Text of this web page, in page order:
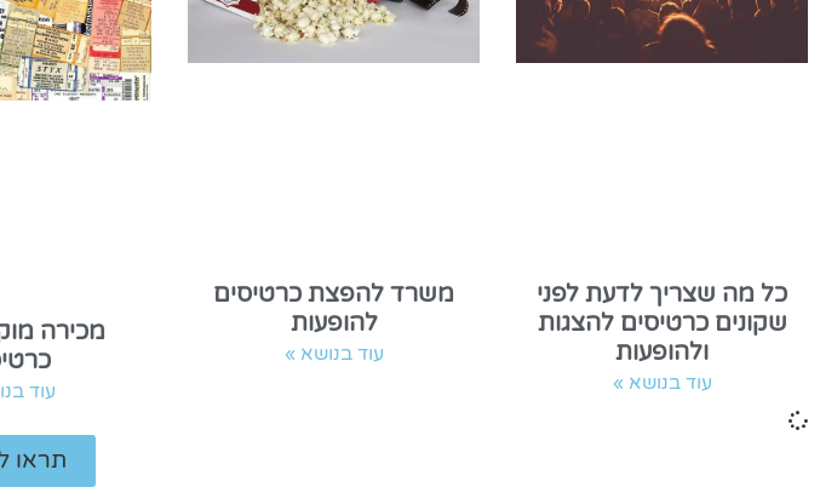
כל מה שצריך לדעת לפני
שקונים כרטיסים להצגות
ולהופעות
עוד בנושא »
משרד להפצת כרטיסים
להופעות
עוד בנושא »
מכירה
עוד
תראו